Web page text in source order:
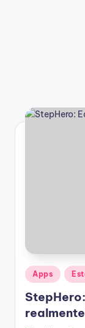
Publicado
en
Apps